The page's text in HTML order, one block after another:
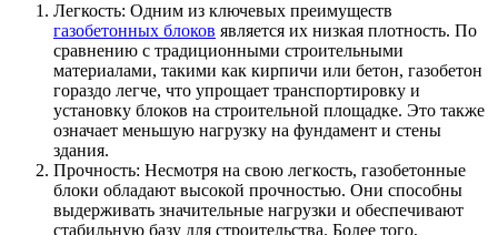
Легкость: Одним из ключевых преимуществ
газобетонных блоков является их низкая плотность. По
сравнению с традиционными строительными
материалами, такими как кирпичи или бетон, газобетон
гораздо легче, что упрощает транспортировку и
установку блоков на строительной площадке. Это также
означает меньшую нагрузку на фундамент и стены
здания.
Прочность: Несмотря на свою легкость, газобетонные
блоки обладают высокой прочностью. Они способны
выдерживать значительные нагрузки и обеспечивают
стабильную базу для строительства. Более того,